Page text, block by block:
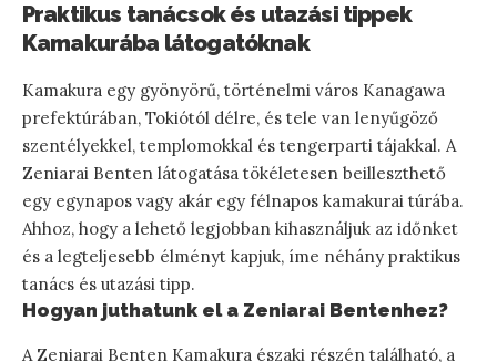
Praktikus tanácsok és utazási tippek
Kamakurába látogatóknak
Kamakura egy gyönyörű, történelmi város Kanagawa
prefektúrában, Tokiótól délre, és tele van lenyűgöző
szentélyekkel, templomokkal és tengerparti tájakkal. A
Zeniarai Benten látogatása tökéletesen beilleszthető
egy egynapos vagy akár egy félnapos kamakurai túrába.
Ahhoz, hogy a lehető legjobban kihasználjuk az időnket
és a legteljesebb élményt kapjuk, íme néhány praktikus
tanács és utazási tipp.
Hogyan juthatunk el a Zeniarai Bentenhez?
A Zeniarai Benten Kamakura északi részén található, a